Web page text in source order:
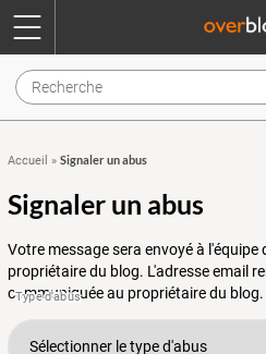
Accueil » Signaler un abus
Signaler un abus
Votre message sera envoyé à l'équipe
propriétaire du blog. L'adresse email
communiquée au propriétaire du blog.